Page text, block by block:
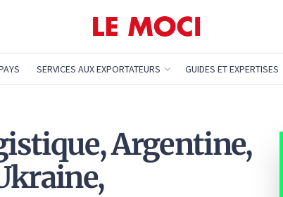
SERVICES AUX EXPORTATEURS GUIDES ET EXPERTISES
Argentine,